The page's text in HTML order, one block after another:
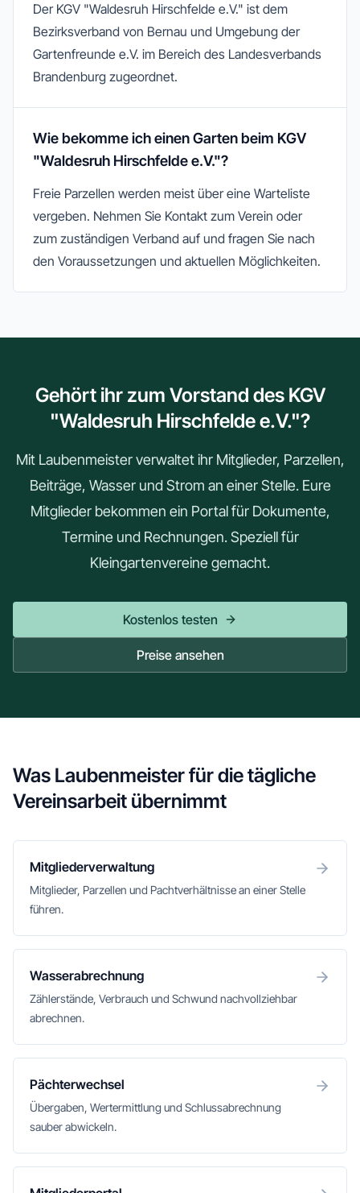
Der KGV "Waldesruh Hirschfelde e.V." ist dem
Bezirksverband von Bernau und Umgebung der
Gartenfreunde e.V. im Bereich des Landesverbands
Brandenburg zugeordnet.
Wie bekomme ich einen Garten beim KGV
"Waldesruh Hirschfelde e.V."?
Freie Parzellen werden meist über eine Warteliste
vergeben. Nehmen Sie Kontakt zum Verein oder
zum zuständigen Verband auf und fragen Sie nach
den Voraussetzungen und aktuellen Möglichkeiten.
Gehört ihr zum Vorstand des KGV
"Waldesruh Hirschfelde e.V."?
Mit Laubenmeister verwaltet ihr Mitglieder, Parzellen,
Beiträge, Wasser und Strom an einer Stelle. Eure
Mitglieder bekommen ein Portal für Dokumente,
Termine und Rechnungen. Speziell für
Kleingartenvereine gemacht.
Kostenlos testen
Preise ansehen
Was Laubenmeister für die tägliche
Vereinsarbeit übernimmt
Mitgliederverwaltung
Mitglieder, Parzellen und Pachtverhältnisse an einer Stelle
führen.
Wasserabrechnung
Zählerstände, Verbrauch und Schwund nachvollziehbar
abrechnen.
Pächterwechsel
Übergaben, Wertermittlung und Schlussabrechnung
sauber abwickeln.